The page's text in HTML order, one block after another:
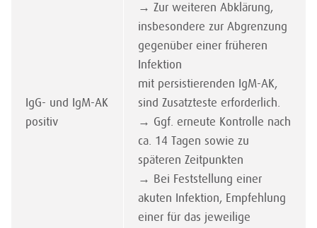
IgG- und IgM-AK
positiv
→ Zur weiteren Abklärung,
insbesondere zur Abgrenzung
gegenüber einer früheren
Infektion
mit persistierenden IgM-AK,
sind Zusatzteste erforderlich.
→ Ggf. erneute Kontrolle nach
ca. 14 Tagen sowie zu
späteren Zeitpunkten
→ Bei Feststellung einer
akuten Infektion, Empfehlung
einer für das jeweilige